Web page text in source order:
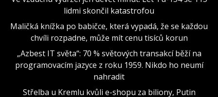
lidmi skončil katastrofou
Maličká knížka po babičce, která vypadá, že se každou
chvíli rozpadne, může mít cenu tisíců korun
„Azbest IT světa“: 70 % světových transakcí běží na
programovacím jazyce z roku 1959. Nikdo ho neumí
nahradit
Střelba u Kremlu kvůli e-shopu za biliony, Putin